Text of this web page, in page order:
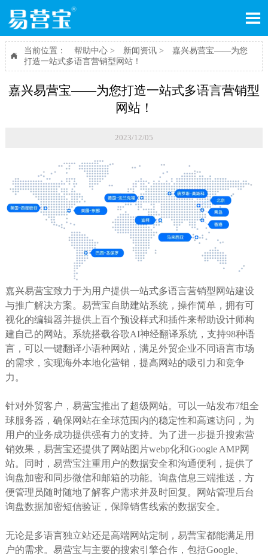


当前位置： 帮助中心> 新闻资讯>
嘉兴易营宝——为您
打造一站式多语言营销型网站！
嘉兴易营宝——为您打造一站式多语言营销型
网站！
2023/12/05
嘉兴易营宝致力于为用户提供一站式多语言营销型网站建设
与推广解决方案。易营宝自助建站系统，操作简单，拥有可
视化的编辑器并提供上百个预设样式和插件来帮助设计师构
建自己的网站。系统搭载谷歌AI神经翻译系统，支持98种语
言，可以一键翻译小语种网站，满足外贸企业不同语言市场
的需求，实现海外本地化营销，提高网站的吸引力和竞争
力。
针对外贸客户，易营宝推出了超级网站。可以一站发布7组全
球服务器，确保网站在全球范围内的稳定性和高速访问，为
用户的业务成功提供强有力的支持。为了进一步提升搜索营
销效果，易营宝还提供了网站图片webp化和Google AMP网
站。同时，易营宝注重用户的数据安全和沟通便利，提供了
询盘加密和同步微信和邮箱的功能。询盘信息三端推送，方
便管理员随时随地了解客户需求并及时回复。网站管理后台
询盘数据加密短信验证，保障销售线索的数据安全。
无论是多语言独立站还是高端网站定制，易营宝都能满足用
户的需求。易营宝与主要的搜索引擎合作，包括Google、